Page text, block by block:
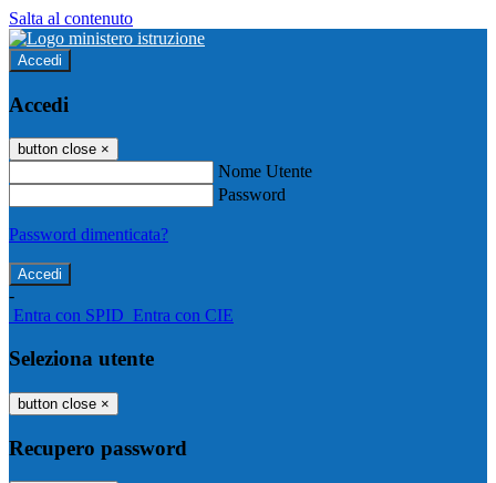
Salta al contenuto
Accedi
Accedi
button close ×
Nome Utente
Password
Password dimenticata?
-
Entra con SPID Entra con CIE
Seleziona utente
button close ×
Recupero password